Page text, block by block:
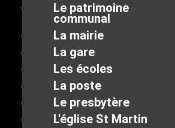
Le patrimoine
communal
La mairie
La gare
Les écoles
La poste
Le presbytère
L'église St Martin